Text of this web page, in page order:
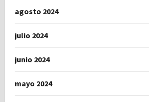
agosto 2024
julio 2024
junio 2024
mayo 2024